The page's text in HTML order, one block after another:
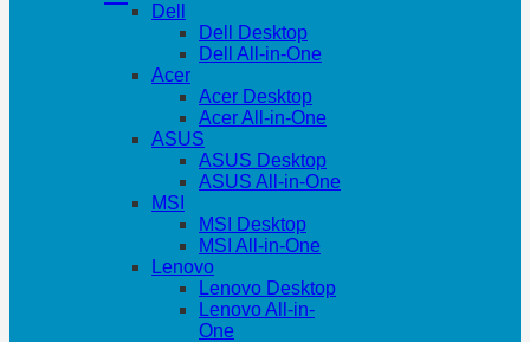
Dell
Dell Desktop
Dell All-in-One
Acer
Acer Desktop
Acer All-in-One
ASUS
ASUS Desktop
ASUS All-in-One
MSI
MSI Desktop
MSI All-in-One
Lenovo
Lenovo Desktop
Lenovo All-in-
One